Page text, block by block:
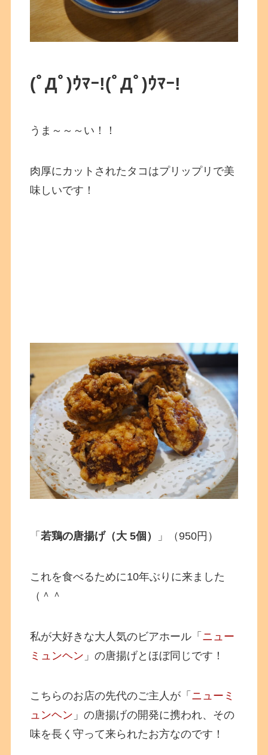
(ﾟДﾟ)ｳﾏｰ!(ﾟДﾟ)ｳﾏｰ!
うま～～～い！！
肉厚にカットされたタコはプリップリで美
味しいです！
「若鶏の唐揚げ（大 5個） 」（950円）
これを食べるために10年ぶりに来ました
（＾＾
私が大好きな大人気のビアホール 「 ニュー
ミュンヘン 」の唐揚げとほぼ同じです！
こちらのお店の先代のご主人が 「 ニューミ
ュンヘン 」の唐揚げの開発に携われ、その
味を長く守って来られたお方なのです！